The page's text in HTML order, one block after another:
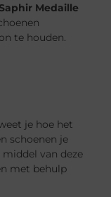
Saphir Medaille
te houden.
je hoe het
schoenen je
van deze
met behulp